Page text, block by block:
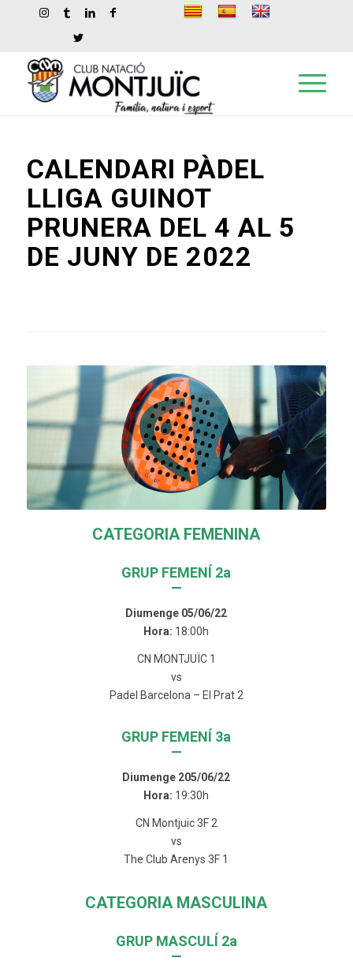
CALENDARI PÀDEL
LLIGA GUINOT
PRUNERA DEL 4 AL 5
DE JUNY DE 2022
CATEGORIA FEMENINA
GRUP FEMENÍ 2a
—
Diumenge 05/06/22
Hora: 18:00h
CN MONTJUÏC 1
vs
Padel Barcelona – El Prat 2
GRUP FEMENÍ 3a
—
Diumenge 205/06/22
Hora: 19:30h
CN Montjuic 3F 2
vs
The Club Arenys 3F 1
CATEGORIA MASCULINA
GRUP MASCULÍ 2a
—